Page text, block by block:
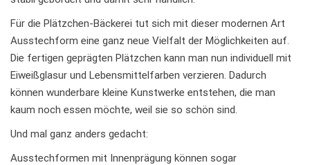
Für die Plätzchen-Bäckerei tut sich mit dieser modernen Art
Ausstechform eine ganz neue Vielfalt der Möglichkeiten auf.
Die fertigen geprägten Plätzchen kann man nun individuell mit
Eiweißglasur und Lebensmittelfarben verzieren. Dadurch
können wunderbare kleine Kunstwerke entstehen, die man
kaum noch essen möchte, weil sie so schön sind.
Und mal ganz anders gedacht:
Ausstechformen mit Innenprägung können sogar